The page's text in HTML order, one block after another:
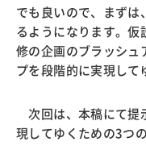
でも良いので、まずは
るようになります。仮
修の企画のブラッシュ
プを段階的に実現して
次回は、本稿にて提
現してゆくための3つ